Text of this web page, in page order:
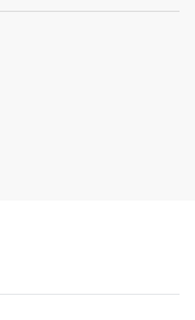
镍O型密封件硅橡